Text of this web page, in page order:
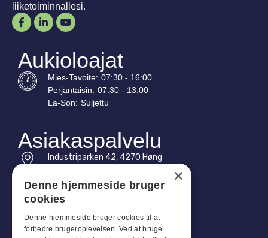
liiketoiminnallesi.
Aukioloajat
Mies-Tavoite: 07:30 - 16:00
Perjantaisin: 07:30 - 13:00
La-Son: Suljettu
Asiakaspalvelu
Industriparken 42, 4270 Høng
Puh: +45 4396 4122
Sähköposti: vb@viggobendz.dk
×
Denne hjemmeside bruger
cookies
Denne hjemmeside bruger cookies til at
forbedre brugeroplevelsen. Ved at bruge